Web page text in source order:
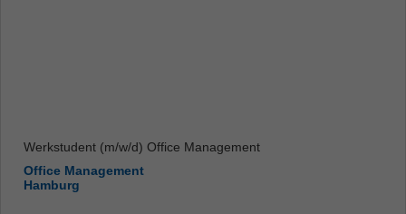
Werkstudent (m/w/d) Office Management
Office Management
Hamburg